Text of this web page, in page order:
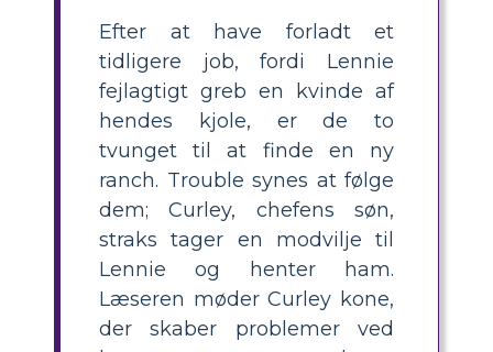
Efter at have forladt et
tidligere job, fordi Lennie
fejlagtigt greb en kvinde af
hendes kjole, er de to
tvunget til at finde en ny
ranch. Trouble synes at følge
dem; Curley, chefens søn,
straks tager en modvilje til
Lennie og henter ham.
Læseren møder Curley kone,
der skaber problemer ved